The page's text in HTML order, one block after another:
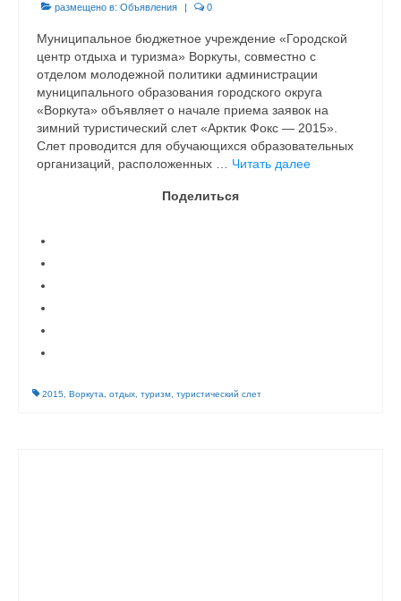
размещено в: Объявления | 0
Муниципальное бюджетное учреждение «Городской
центр отдыха и туризма» Воркуты, совместно с
отделом молодежной политики администрации
муниципального образования городского округа
«Воркута» объявляет о начале приема заявок на
зимний туристический слет «Арктик Фокс — 2015».
Слет проводится для обучающихся образовательных
организаций, расположенных … Читать далее
Поделиться
2015 Воркута отдых туризм туристический слет